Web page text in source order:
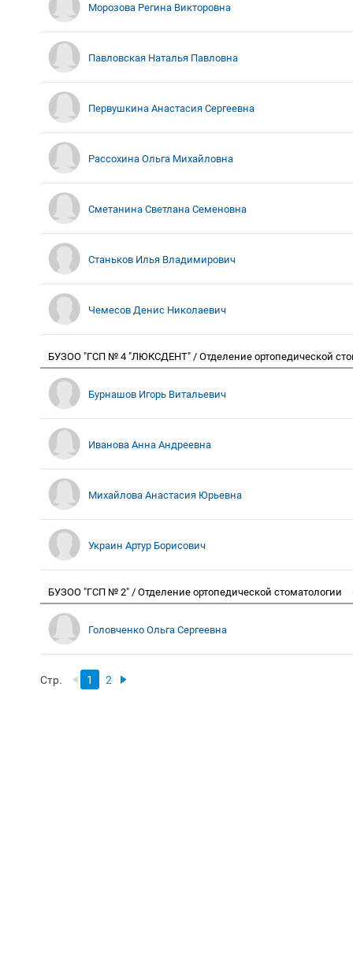
Морозова Регина Викторовна
Павловская Наталья Павловна
Первушкина Анастасия Сергеевна
Рассохина Ольга Михайловна
Сметанина Светлана Семеновна
Станьков Илья Владимирович
Чемесов Денис Николаевич
БУЗОО "ГСП № 4 "ЛЮКСДЕНТ" / Отделение ортопедической
Бурнашов Игорь Витальевич
Иванова Анна Андреевна
Михайлова Анастасия Юрьевна
Украин Артур Борисович
БУЗОО "ГСП № 2" / Отделение ортопедической стоматологии
Головченко Ольга Сергеевна
Стр. 1 2